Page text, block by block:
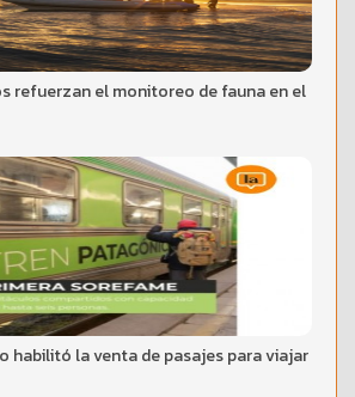
refuerzan el monitoreo de fauna en el
habilitó la venta de pasajes para viajar